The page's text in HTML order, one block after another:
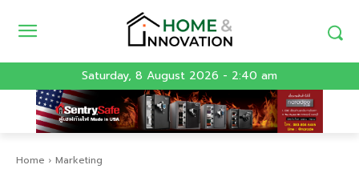
Saturday, 8 August 2026 - 2:40 am
Home Marketing